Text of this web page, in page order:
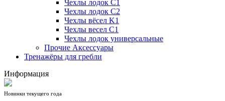
Чехлы лодок C1
Чехлы лодок C2
Чехлы вёсел K1
Чехлы весел C1
Чехлы лодок универсальные
Прочие Аксессуары
Тренажёры для гребли
Информация
Новинки текущего года